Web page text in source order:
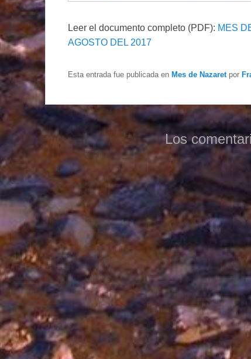
Leer el documento completo (PDF): MES
AGOSTO DEL 2017
Esta entrada fue publicada en Mes de Nazaret por
Los